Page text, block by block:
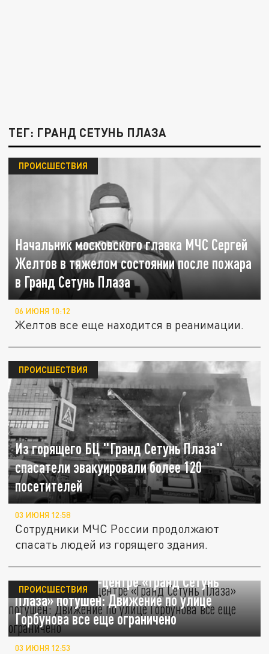
ТЕГ: ГРАНД СЕТУНЬ ПЛАЗА
Начальник московского главка МЧС Сергей
Желтов в тяжелом состоянии после пожара
в Гранд Сетунь Плаза
ПРОИСШЕСТВИЯ
06 ИЮНЯ 10:12
Желтов все еще находится в реанимации.
Из горящего БЦ "Гранд Сетунь Плаза"
спасатели эвакуировали более 120
посетителей
ПРОИСШЕСТВИЯ
03 ИЮНЯ 12:58
Сотрудники МЧС России продолжают
спасать людей из горящего здания.
Пожар в бизнес-центре «Гранд Сетунь
Плаза» потушен: Движение по улице
Горбунова все еще ограничено
ПРОИСШЕСТВИЯ
03 ИЮНЯ 12:53